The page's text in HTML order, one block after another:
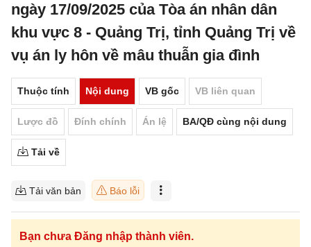
ngày 17/09/2025 của Tòa án nhân dân
khu vực 8 - Quảng Trị, tỉnh Quảng Trị về
vụ án ly hôn về mâu thuẫn gia đình
Thuộc tính Nội dung VB gốc VB liên quan
Lược đồ Đính chính Án lệ BA/QĐ cùng nội dung
Tải về
Tải văn bản Báo lỗi
Bạn chưa Đăng nhập thành viên.